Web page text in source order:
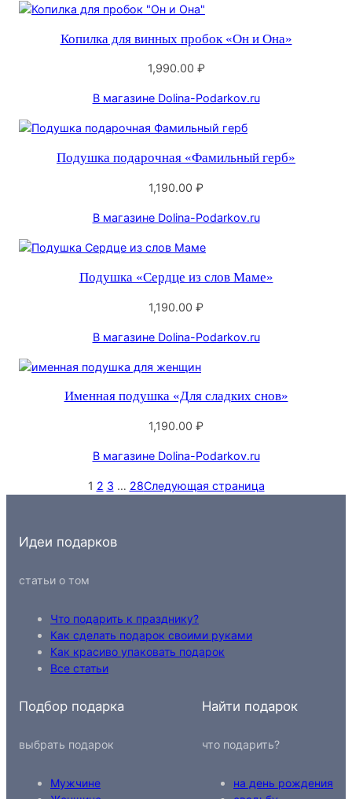
Копилка для винных пробок «Он и Она»
1,990.00 ₽
В магазине Dolina-Podarkov.ru
Подушка подарочная «Фамильный герб»
1,190.00 ₽
В магазине Dolina-Podarkov.ru
Подушка «Сердце из слов Маме»
1,190.00 ₽
В магазине Dolina-Podarkov.ru
Именная подушка «Для сладких снов»
1,190.00 ₽
В магазине Dolina-Podarkov.ru
1 2 3 … 28Следующая страница
Идеи подарков
статьи о том
Что подарить к празднику?
Как сделать подарок своими руками
Как красиво упаковать подарок
Все статьи
Подбор подарка
выбрать подарок
Мужчине
Найти подарок
что подарить?
на день рождения